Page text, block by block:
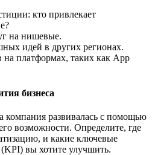
кто привлекает
на нишевые.
идей в других регионах.
на платформах, таких как App
бизнеса
компания развивалась с помощью
возможности. Определите, где
и какие ключевые
вы хотите улучшить.